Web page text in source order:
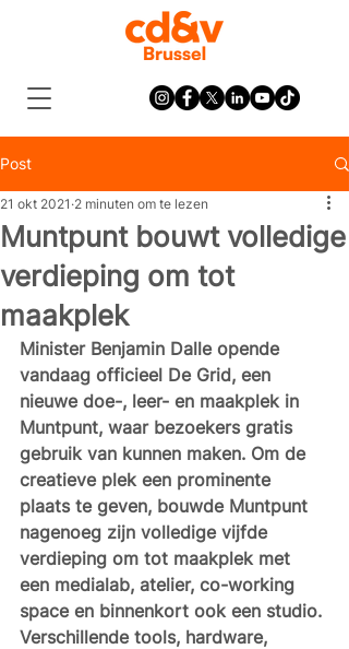
Post
Muntpunt bouwt volledige
verdieping om tot
maakplek
21 okt 2021 2 minuten om te lezen
Minister Benjamin Dalle opende
vandaag officieel De Grid, een
nieuwe doe-, leer- en maakplek in
Muntpunt, waar bezoekers gratis
gebruik van kunnen maken. Om de
creatieve plek een prominente
plaats te geven, bouwde Muntpunt
nagenoeg zijn volledige vijfde
verdieping om tot maakplek met
een medialab, atelier, co-working
space en binnenkort ook een studio.
Verschillende tools, hardware,